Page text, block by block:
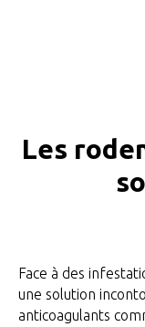
Les
Face à des
une solution
anticoagulants